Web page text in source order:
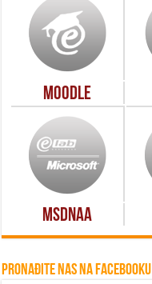
Moodle
MSDNAA
Pronađite nas na Facebooku